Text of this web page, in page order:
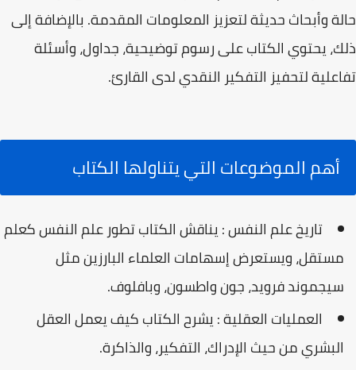
حالة وأبحاث حديثة لتعزيز المعلومات المقدمة. بالإضافة إلى
ذلك، يحتوي الكتاب على رسوم توضيحية، جداول، وأسئلة
تفاعلية لتحفيز التفكير النقدي لدى القارئ.
أهم الموضوعات التي يتناولها الكتاب
تاريخ علم النفس : يناقش الكتاب تطور علم النفس كعلم
مستقل، ويستعرض إسهامات العلماء البارزين مثل
سيجموند فرويد، جون واطسون، وبافلوف.
العمليات العقلية : يشرح الكتاب كيف يعمل العقل
البشري من حيث الإدراك، التفكير، والذاكرة.